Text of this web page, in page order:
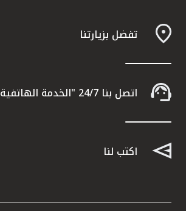
تفضل بزيارتنا
اتصل بنا 24/7 "الخدمة الهاتفية" 1803333
اكتب لنا